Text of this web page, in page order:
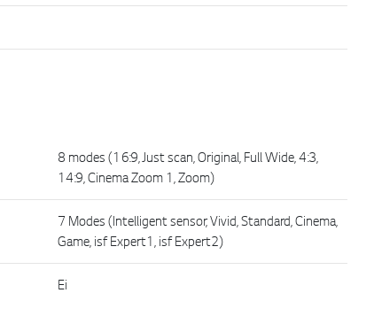
8 modes (16:9, Just scan, Original, Full Wide, 4:3,
14:9, Cinema Zoom 1, Zoom)
7 Modes (Intelligent sensor, Vivid, Standard, Cinema,
Game, isf Expert1, isf Expert2)
Ei